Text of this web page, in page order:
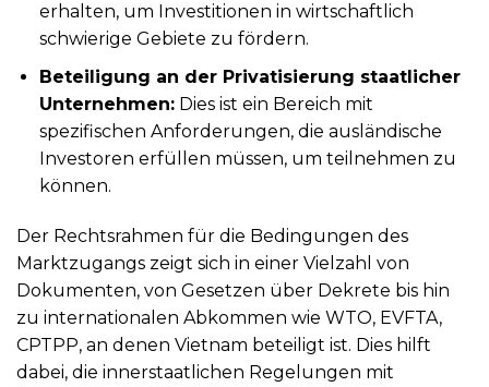
erhalten, um Investitionen in wirtschaftlich
schwierige Gebiete zu fördern.
Beteiligung an der Privatisierung staatlicher
Unternehmen:Dies ist ein Bereich mit
spezifischen Anforderungen, die ausländische
Investoren erfüllen müssen, um teilnehmen zu
können.
Der Rechtsrahmen für die Bedingungen des
Marktzugangs zeigt sich in einer Vielzahl von
Dokumenten, von Gesetzen über Dekrete bis hin
zu internationalen Abkommen wie WTO, EVFTA,
CPTPP, an denen Vietnam beteiligt ist. Dies hilft
dabei, die innerstaatlichen Regelungen mit